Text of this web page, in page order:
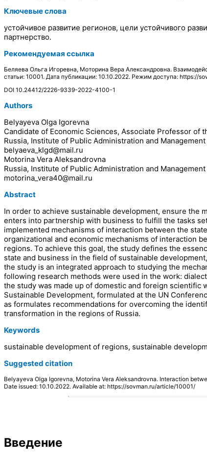
Ключевые слова
устойчивое развитие регионов, цели устойчивого
партнерство.
Рекомендуемая ссылка
Беляева Ольга Игоревна, Моторина Вера Александровна.
статьи: 10001. Дата публикации: 10.10.2022. Режим доступа: https://
DOI 10.24412/2226-9339-2022-4100-1
Authors
Belyayeva Olga Igorevna
Candidate of Economic Sciences, Associate Professor of
Russia, Institute of Public Administration and Management
belyaeva_klgd@mail.ru
Motorina Vera Aleksandrovna
Russia, Institute of Public Administration and Management
motorina_vera40@mail.ru
Abstract
In order to achieve sustainable development, ensure the
enters into partnership with business to fulfill the tasks
implemented mechanisms of interaction between the
organizational and economic mechanisms of interaction
regions. To achieve this goal, the study defines the
state and business in the field of sustainable
the study is an integrated approach to studying the
following research methods were used in the work:
the study was made up of domestic and foreign
Sustainable Development, formulated at the UN
as formulates recommendations for overcoming the
transformation in the regions of Russia.
Keywords
sustainable development of regions, sustainable
Suggested citation
Belyayeva Olga Igorevna, Motorina Vera Aleksandrovna. Interaction
Date issued: 10.10.2022. Available at: https://sovman.ru/article/10001/
Введение